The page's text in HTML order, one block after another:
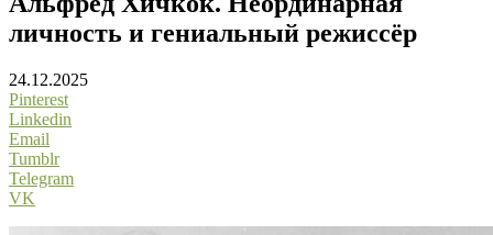
личность и гениальный режиссёр
24.12.2025
Pinterest
Linkedin
Email
Tumblr
Telegram
VK